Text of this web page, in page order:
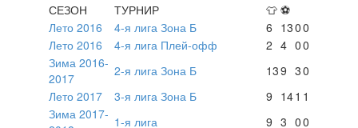
СЕЗОН
ТУРНИР 👕 ⚽
Лето 2016
4-я лига Зона Б 6 1300
Лето 2016
4-я лига Плей-офф 2 4 00
Зима 2016-
2017
2-я лига Зона Б 139 30
Лето 2017
3-я лига Зона Б 9 141 1
Зима 2017- 1-я лига 9 3 00